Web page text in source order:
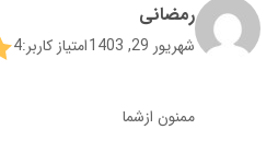
رمضانی
شهریور 29, 1403 امتیاز کاربر:4
ممنون ازشما